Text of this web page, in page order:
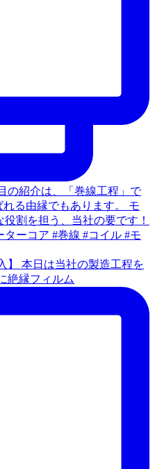
】 本日は当社の製造工程を
絶縁フィルム